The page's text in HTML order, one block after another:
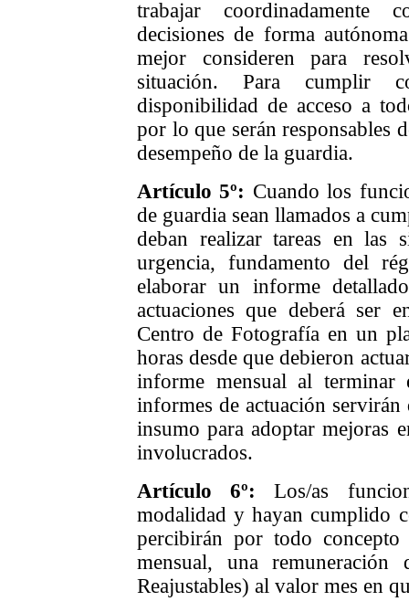
trabajar coordinadamente
decisiones de forma
mejor consideren para
situación. Para cumplir
disponibilidad de acceso a
por lo que serán responsables
desempeño de la guardia.
Artículo 5º: Cuando los
de guardia sean llamados a
deban realizar tareas en las
urgencia, fundamento del
elaborar un informe
actuaciones que deberá ser
Centro de Fotografía en un
horas desde que debieron
informe mensual al
informes de actuación servirán
insumo para adoptar mejoras
involucrados.
Artículo6º:Los/as
modalidad y hayan cumplido
percibirán por todo
mensual, una
Reajustables) al valor mes en